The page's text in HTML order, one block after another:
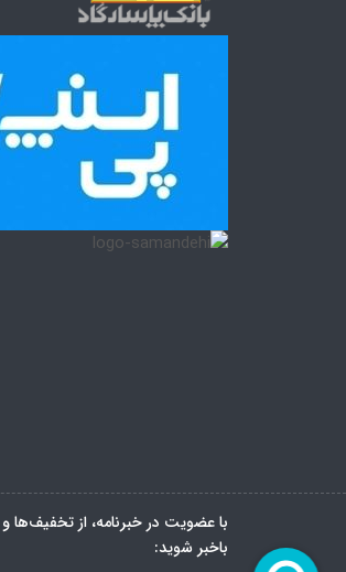
با عضویت در خبرنامه، از تخفیف‌ها
باخبر شوید: